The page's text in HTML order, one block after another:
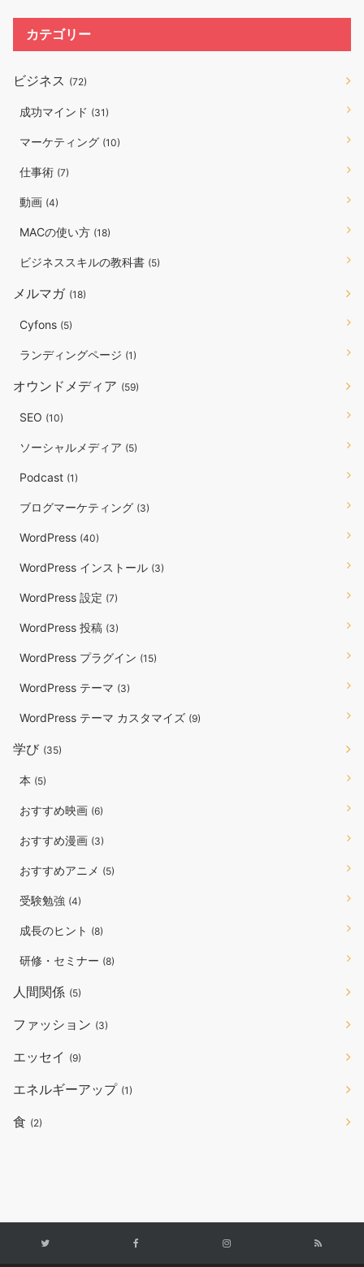
カテゴリー
ビジネス (72)
成功マインド (31)
マーケティング (10)
仕事術 (7)
動画 (4)
MACの使い方 (18)
ビジネススキルの教科書 (5)
メルマガ (18)
Cyfons (5)
ランディングページ (1)
オウンドメディア (59)
SEO (10)
ソーシャルメディア (5)
Podcast (1)
ブログマーケティング (3)
WordPress (40)
WordPress インストール (3)
WordPress 設定 (7)
WordPress 投稿 (3)
WordPress プラグイン (15)
WordPress テーマ (3)
WordPress テーマ カスタマイズ (9)
学び (35)
本 (5)
おすすめ映画 (6)
おすすめ漫画 (3)
おすすめアニメ (5)
受験勉強 (4)
成長のヒント (8)
研修・セミナー (8)
人間関係 (5)
ファッション (3)
エッセイ (9)
エネルギーアップ (1)
食 (2)